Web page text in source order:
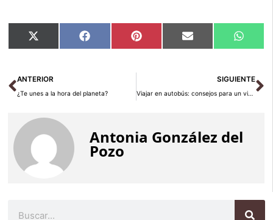
Compartir
en
X
(Twitter)
Compartir
en
Facebook Compartir
en
Pinterest Compartir
en
Email
en
Ant
ANTERIOR
¿Te unes a la hora del planeta?
SIGUIENTE
Viajar en autobús: consejos para un viaje más plácido
Antonia González del
Pozo